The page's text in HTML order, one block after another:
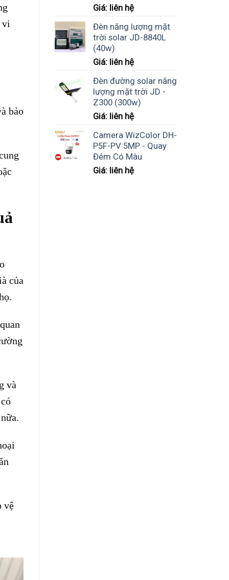
vi
bảo
của
và
vệ
Giá: liên hệ
Đèn năng lượng mặt
trời solar JD-8840L
(40w)
Giá: liên hệ
Đèn đường solar năng
lượng mặt trời JD -
Z300 (300w)
Giá: liên hệ
Camera WizColor DH-
P5F-PV 5MP - Quay
Đêm Có Màu
Giá: liên hệ